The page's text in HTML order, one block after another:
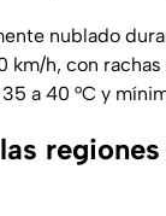
nublado
h, con
a 40 °C y